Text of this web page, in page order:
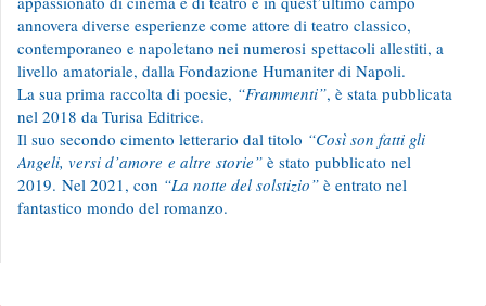
annovera diverse esperienze come attore di teatro classico,
contemporaneo e napoletano nei numerosi spettacoli allestiti, a
livello amatoriale, dalla Fondazione Humaniter di Napoli.
La sua prima raccolta di poesie, “Frammenti”, è stata pubblicata
nel 2018 da Turisa Editrice.
Il suo secondo cimento letterario dal titolo “Così son fatti gli
Angeli, versi d’amore e altre storie” è stato pubblicato nel
2019. Nel 2021, con “La notte del solstizio” è entrato nel
fantastico mondo del romanzo.